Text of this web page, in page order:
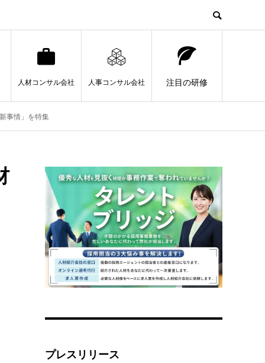
人材コンサル会社 人事コンサル会社 注目の研修
事情」を特集
プレスリリース